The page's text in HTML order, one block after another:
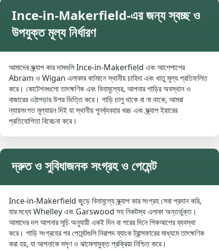
Ince-in-Makerfield-এর জন্য স্বচ্ছ ও
উপযুক্ত মূল্য নির্ধারণ
আমাদের স্ক্র্যাপ কার দামগুলি Ince-in-Makerfield এবং আশেপাশের
Abram ও Wigan এলাকার বর্তমানে স্থানীয় চাহিদা এবং ধাতু মূল্য প্রতিফলিত
করে। কোটেশনগুলো তাৎক্ষণিক এবং বিনামূল্যের, আপনার গাড়ির অবস্থান ও
বাজারের ওঠাপড়ার উপর ভিত্তি করে। গাড়ি চালু থাকে বা না থাকে, আমরা
ন্যায়সংগত মূল্যায়ন দিই যা স্থানীয় পুনর্ব্যবহার খরচ এবং স্ক্র্যাপ ইয়ারের
প্রতিযোগিতা বিবেচনা করে।
দ্রুত ও সুবিধাজনক সংগ্রহ ও পেমেন্ট
Ince-in-Makerfield জুড়ে বিনামূল্যে স্ক্র্যাপ কার সংগ্রহ সেবা প্রদান করি,
যার মধ্যে Whelley এবং Garswood সহ নিকটস্থ এলাকা অন্তর্ভুক্ত।
আমাদের দল আপনার সূচি অনুযায়ী একই দিন বা পরের দিনে পিকআপের ব্যবস্থা
করে। গাড়ি সংগ্রহের পর পেমেন্টগুলি নিরাপদ ব্যাংক ট্রান্সফারের মাধ্যমে তাৎক্ষণিক
করা হয়, যা আপনাকে মসৃণ ও ঝামেলামুক্ত প্রক্রিয়া নিশ্চিত করে।